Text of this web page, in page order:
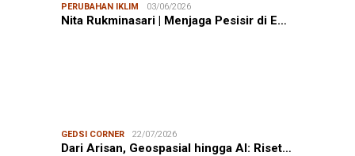
PERUBAHAN IKLIM 03/06/2026
Nita Rukminasari | Menjaga Pesisir di E…
GEDSI CORNER 22/07/2026
Dari Arisan, Geospasial hingga AI: Riset…